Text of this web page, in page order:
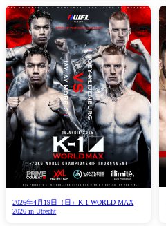
2026年4月19日（日）K-1 WORLD MAX
2026 in Utrecht